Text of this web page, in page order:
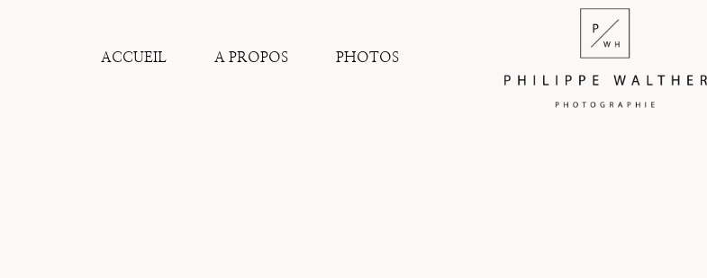
ACCUEIL A PROPOS PHOTOS